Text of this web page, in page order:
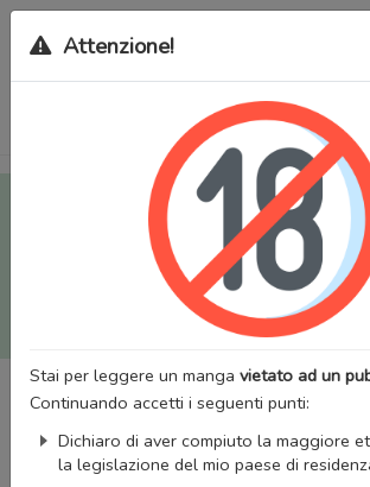
Tutti i Doujinshi e Manga per adulti (+18)
sul nostro nuovo sito (
mangaworldadult.net
Manga classici, puoi utilizzare
Potrai effettuare illogincon il tuo account
tutti i dati sono condivisi tra i due
perderai alcun dato, inclusi bookmarks
Attenzione!
Stai per leggere un manga vietato ad un
Continuando accetti i seguenti punti:
Dichiaro di aver compiuto la maggiore
la legislazione del mio paese di